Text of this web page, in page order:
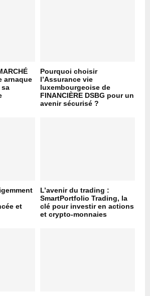
arnaque
sa
Pourquoi choisir
l’Assurance vie
luxembourgeoise de
FINANCIÈRE DSBG pour un
avenir sécurisé ?
et
L’avenir du trading :
SmartPortfolio Trading, la
clé pour investir en actions
et crypto-monnaies